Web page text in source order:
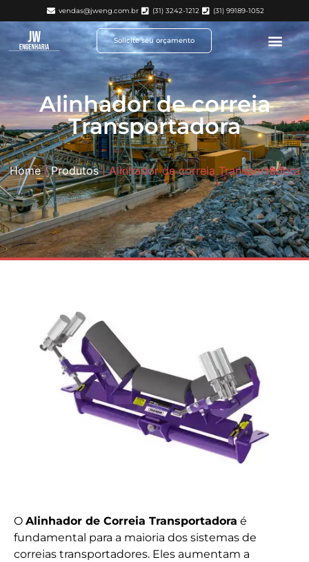
vendas@jweng.com.br (31) 3242-1212 (31) 99189-1052
Solicite seu orçamento
Alinhador de correia
Transportadora
Home|Produtos|Alinhador de correia Transportadora
O Alinhador de Correia Transportadora é
fundamental para a maioria dos sistemas de
correias transportadores. Eles aumentam a